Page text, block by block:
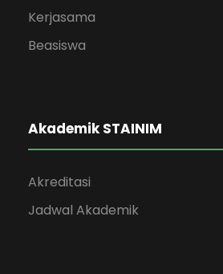
Kerjasama
Beasiswa
Akademik STAINIM
Akreditasi
Jadwal Akademik